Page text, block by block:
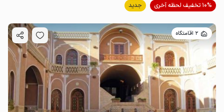
10% تخفیف لحظه آخری
جدید
2 اقامتگاه